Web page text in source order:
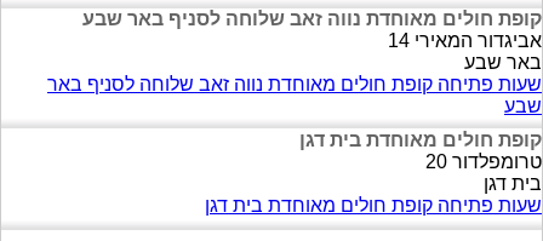
קופת חולים מאוחדת נווה זאב שלוחה לסניף באר שבע
אביגדור המאירי 14
באר שבע
שעות פתיחה קופת חולים מאוחדת נווה זאב שלוחה לסניף באר
שבע
קופת חולים מאוחדת בית דגן
טרומפלדור 20
בית דגן
שעות פתיחה קופת חולים מאוחדת בית דגן